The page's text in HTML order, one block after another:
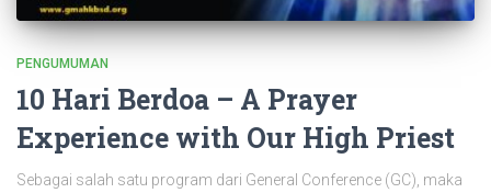
PENGUMUMAN
10 Hari Berdoa – A Prayer
Experience with Our High Priest
Sebagai salah satu program dari General Conference (GC), maka